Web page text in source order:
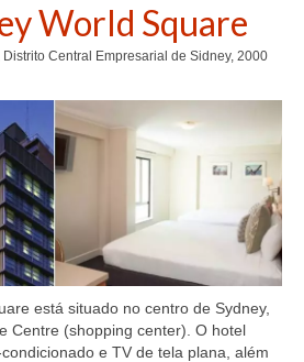
World Square
Central Empresarial de Sidney, 2000
está situado no centro de Sydney,
Centre (shopping center). O hotel
e TV de tela plana, além